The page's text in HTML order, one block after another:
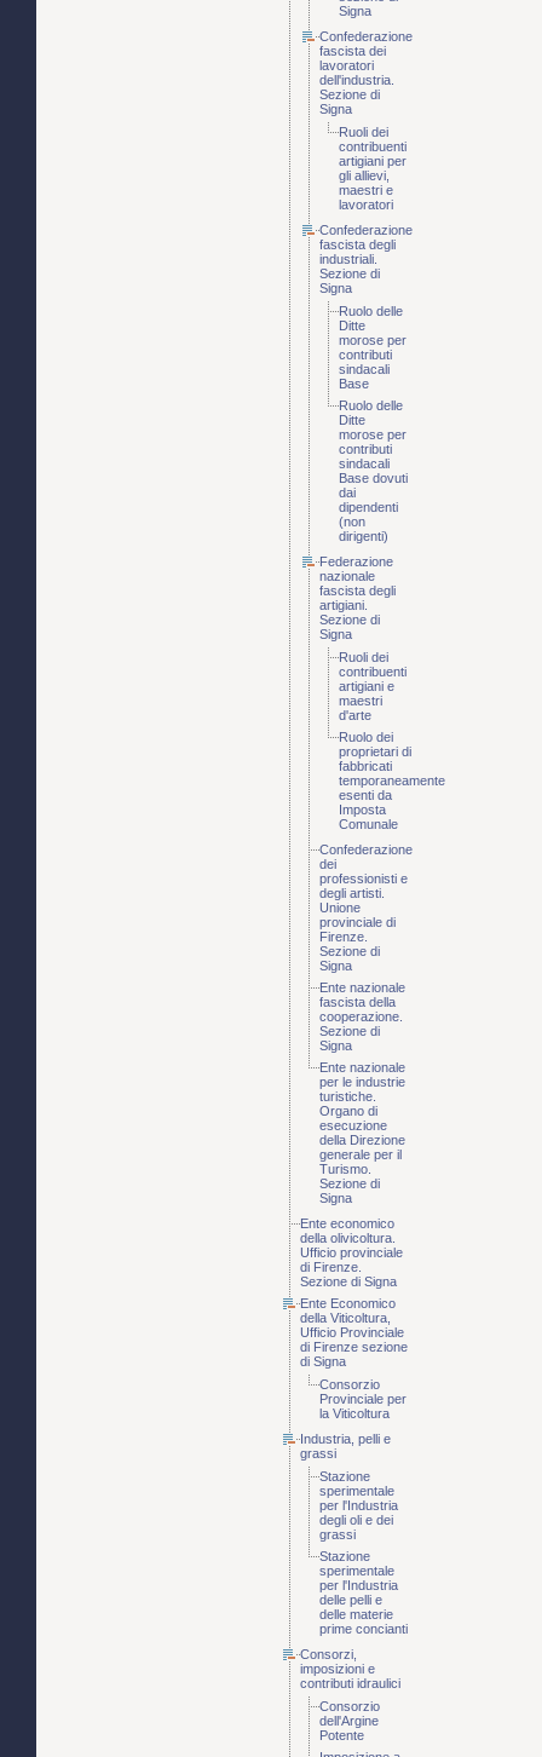
Signa
Confederazione
fascista dei
lavoratori
dell'industria.
Sezione di
Signa
Ruoli dei
contribuenti
artigiani per
gli allievi,
maestri e
lavoratori
Confederazione
fascista degli
industriali.
Sezione di
Signa
Ruolo delle
Ditte
morose per
contributi
sindacali
Base
Ruolo delle
Ditte
morose per
contributi
sindacali
Base dovuti
dai
dipendenti
(non
dirigenti)
Federazione
nazionale
fascista degli
artigiani.
Sezione di
Signa
Ruoli dei
contribuenti
artigiani e
maestri
d'arte
Ruolo dei
proprietari di
fabbricati
temporaneamente
esenti da
Imposta
Comunale
Confederazione
dei
professionisti e
degli artisti.
Unione
provinciale di
Firenze.
Sezione di
Signa
Ente nazionale
fascista della
cooperazione.
Sezione di
Signa
Ente nazionale
per le industrie
turistiche.
Organo di
esecuzione
della Direzione
generale per il
Turismo.
Sezione di
Signa
Ente economico
della olivicoltura.
Ufficio provinciale
di Firenze.
Sezione di Signa
Ente Economico
della Viticoltura,
Ufficio Provinciale
di Firenze sezione
di Signa
Consorzio
Provinciale per
la Viticoltura
Industria, pelli e
grassi
Stazione
sperimentale
per l'Industria
degli oli e dei
grassi
Stazione
sperimentale
per l'Industria
delle pelli e
delle materie
prime concianti
Consorzi,
imposizioni e
contributi idraulici
Consorzio
dell'Argine
Potente